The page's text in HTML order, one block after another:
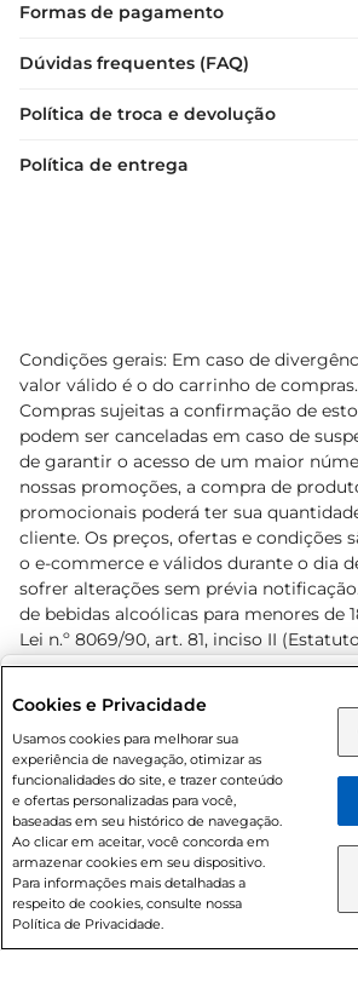
Rio de Janeiro (RJ) Goiás (GO)
Ou
Caso queira comprar online, informe
suas compras:
Entrega em casa
Formas de pagamento
Dúvidas frequentes (FAQ)
Política de troca e devolução
Política de entrega
Condições gerais: Em caso de
valor válido é o do carrinho de
Compras sujeitas a confirmação de
podem ser canceladas em caso de
de garantir o acesso de um maior
nossas promoções, a compra de
promocionais poderá ter sua
cliente. Os preços, ofertas e condições
o e-commerce e válidos durante o dia
sofrer alterações sem prévia
de bebidas alcoólicas para menores de
Lei n.º 8069/90, art. 81, inciso II
Adolescente). Preços e condições
prévio. O valor mínimo para as
80,00.
© 2026 Copyright. Todos
reservados Prezunic.
Cookies e Privacidade
Usamos cookies para melhorar sua
experiência de navegação, otimizar as
funcionalidades do site, e trazer conteúdo
e ofertas personalizadas para você,
baseadas em seu histórico de navegação.
Ao clicar em aceitar, você concorda em
armazenar cookies em seu dispositivo.
Para informações mais detalhadas a
respeito de cookies, consulte nossa
Política de Privacidade.